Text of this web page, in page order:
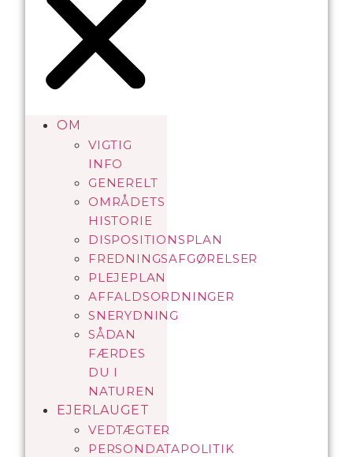
OM
VIGTIG
INFO
GENERELT
OMRÅDETS
HISTORIE
DISPOSITIONSPLAN
FREDNINGSAFGØRELSER
PLEJEPLAN
AFFALDSORDNINGER
SNERYDNING
SÅDAN
FÆRDES
DU I
NATUREN
EJERLAUGET
VEDTÆGTER
PERSONDATAPOLITIK